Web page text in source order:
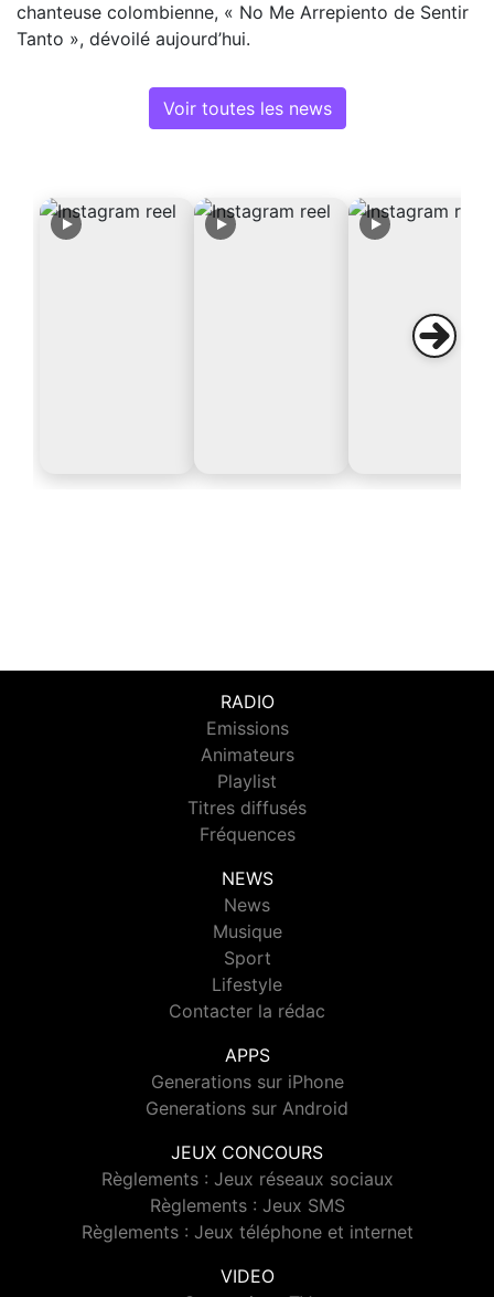
chanteuse colombienne, « No Me Arrepiento de Sentir
Tanto », dévoilé aujourd’hui.
Voir toutes les news
RADIO
Emissions
Animateurs
Playlist
Titres diffusés
Fréquences
NEWS
News
Musique
Sport
Lifestyle
Contacter la rédac
APPS
Generations sur iPhone
Generations sur Android
JEUX CONCOURS
Règlements : Jeux réseaux sociaux
Règlements : Jeux SMS
Règlements : Jeux téléphone et internet
VIDEO